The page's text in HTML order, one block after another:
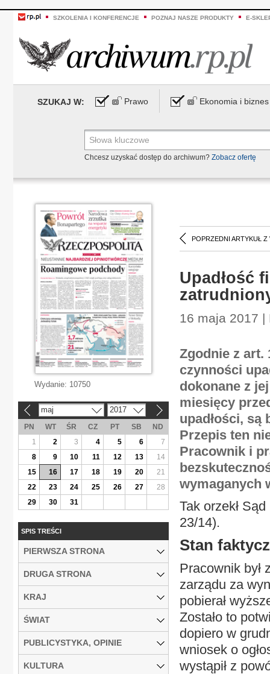
SZKOLENIA I KONFERENCJE POZNAJ NASZE PRODUKTY E-
SZUKAJ W: Prawo Ekonomia i biznes
Chcesz uzyskać dostęp do archiwum? Zobacz ofertę
POPRZEDNI ARTYKUŁ Z
Upadłość
16 maja 2017 |
Zgodnie z art.
czynności
dokonane z
miesięcy
upadłości, są
Przepis ten
Pracownik i
wymaganych
Tak orzekł
23/14).
Stan
Pracownik był
zarządu za
pobierał
Zostało to
dopiero w
wniosek o
wystąpił z
Wydanie: 10750
maj 2017
PN WT ŚR CZ PT SB
ND
1
2 3 4 5 6
7
8
9 10 11 12 13
14
15
16 17 18 19 20
21
22
23 24 25 26 27
28
29
30 31
SPIS TREŚCI
PIERWSZA STRONA
DRUGA STRONA
KRAJ
ŚWIAT
PUBLICYSTYKA, OPINIE
KULTURA